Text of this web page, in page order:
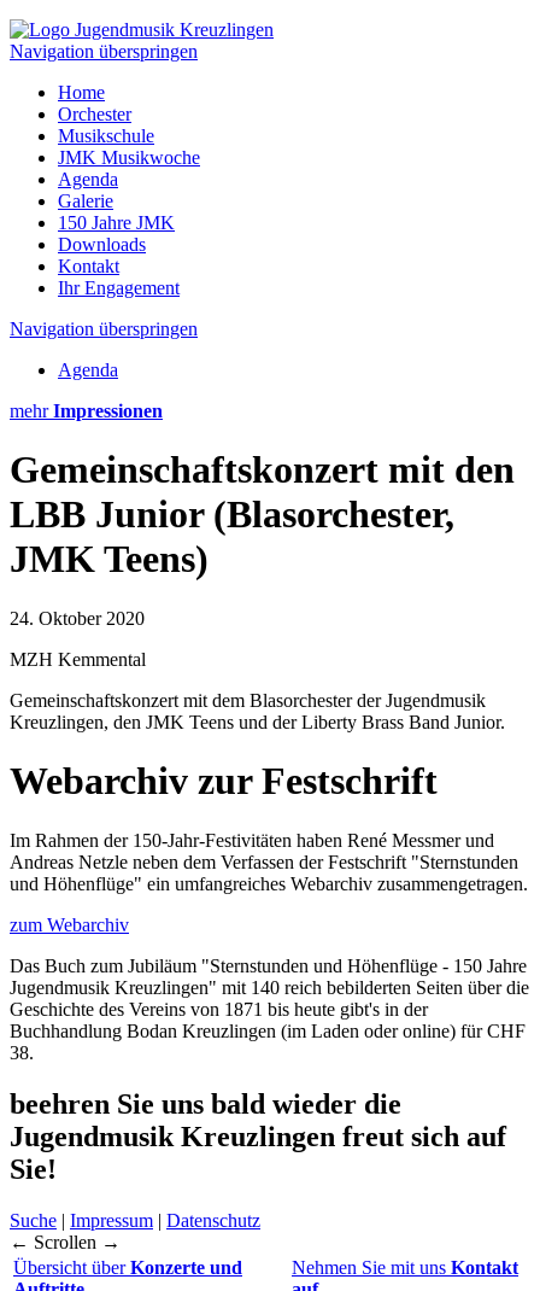
Navigation überspringen
Home
Orchester
Musikschule
JMK Musikwoche
Agenda
Galerie
150 Jahre JMK
Downloads
Kontakt
Ihr Engagement
Navigation überspringen
Agenda
mehrImpressionen
Gemeinschaftskonzert mit den
LBB Junior (Blasorchester,
JMK Teens)
24. Oktober 2020
MZH Kemmental
Gemeinschaftskonzert mit dem Blasorchester der Jugendmusik
Kreuzlingen, den JMK Teens und der Liberty Brass Band Junior.
Webarchiv zur Festschrift
Im Rahmen der 150-Jahr-Festivitäten haben René Messmer und
Andreas Netzle neben dem Verfassen der Festschrift "Sternstunden
und Höhenflüge" ein umfangreiches Webarchiv zusammengetragen.
zum Webarchiv
Das Buch zum Jubiläum "Sternstunden und Höhenflüge - 150 Jahre
Jugendmusik Kreuzlingen" mit 140 reich bebilderten Seiten über die
Geschichte des Vereins von 1871 bis heute gibt's in der
Buchhandlung Bodan Kreuzlingen (im Laden oder online) für CHF
38.
beehren Sie uns bald wieder die
Jugendmusik Kreuzlingen freut sich auf
Sie!
Suche | Impressum | Datenschutz
← Scrollen →
Übersicht überKonzerte und
Nehmen Sie mit uns Kontakt